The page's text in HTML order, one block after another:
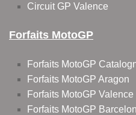
Circuit GP Valence
Forfaits MotoGP
Forfaits MotoGP
Forfaits MotoGP Aragon
Forfaits MotoGP Valence
Forfaits MotoGP